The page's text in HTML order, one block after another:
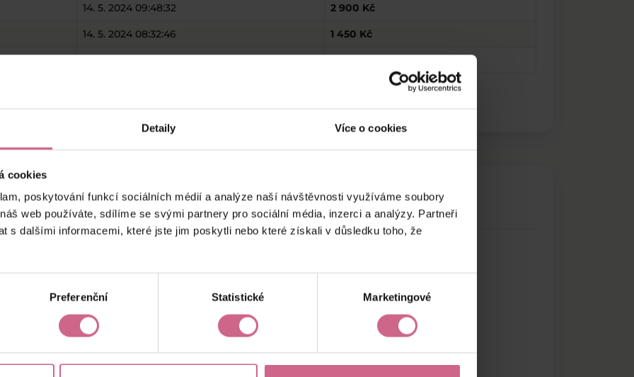
Detaily Více o cookies
cookies
poskytování funkcí sociálních médií a analýze naší návštěvnosti využíváme soubory
web používáte, sdílíme se svými partnery pro sociální média, inzerci a analýzy. Partneři
s dalšími informacemi, které jste jim poskytli nebo které získali v důsledku toho, že
Preferenční Statistické Marketingové
14. 5. 2024 09:48:32 2 900 Kč
14. 5. 2024 08:32:46 1 450 Kč